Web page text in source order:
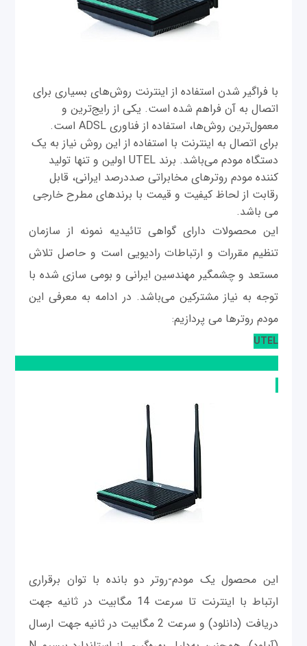
با فراگیر شدن استفاده از اینترنت روش‌های بسیاری برای
اتصال به آن فراهم شده است. یکی از رایج‌ترین و
معمول‌ترین روش‌ها، استفاده از فناوری ADSL است.
برای اتصال به اینترنت با استفاده از این روش نیاز به یک
دستگاه مودم می‌باشد. برند UTEL اولین و تنها تولید
کننده مودم روترهای مخابراتی صددرصد ایرانی، قابل
رقابت از لحاظ کیفیت و قیمت با برندهای مطرح خارجی
می باشد.
این محصولات دارای گواهی تائیدیه نمونه از سازمان
تنظیم مقررات و ارتباطات رادیویی است و حاصل تلاش
مستعد و چشمگیر مهندسین ایرانی و بومی سازی شده با
توجه به نیاز مشترکین می‌باشد. در ادامه به معرفی این
مودم روترها می پردازیم:
UTEL
این محصول یک مودم-روتر دو بانده با توان برقراری
ارتباط با اینترنت تا سرعت 14 مگابیت در ثانیه جهت
دریافت (دانلود) و سرعت 2 مگابیت در ثانیه جهت ارسال